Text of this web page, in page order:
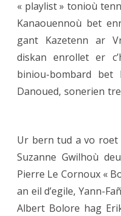
« playlist » tonioù
Kanaouennoù bet
gant Kazetenn ar
diskan enrollet er
biniou-bombard bet
Danoued, sonerien
Ur bern tud a vo roet
Suzanne Gwilhoù
Pierre Le Cornoux «
an eil d’egile, Yann-
Albert Bolore hag